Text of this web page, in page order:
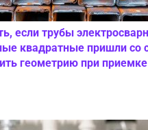
если трубы
квадратные пришли со
геометрию при приемке